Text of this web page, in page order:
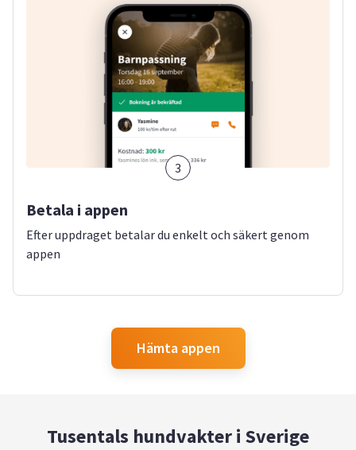
3
Betala i appen
Efter uppdraget betalar du enkelt och säkert genom
appen
Hämta appen
Tusentals hundvakter i Sverige